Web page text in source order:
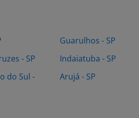
- SP
do Sul -
Guarulhos - SP
Indaiatuba - SP
Arujá - SP